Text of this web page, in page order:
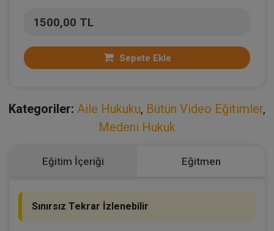
1500,00 TL
Sepete Ekle
Kategoriler: Aile Hukuku, Bütün Video Eğitimler,
Medeni Hukuk
Eğitim İçeriği Eğitmen
Sınırsız Tekrar İzlenebilir